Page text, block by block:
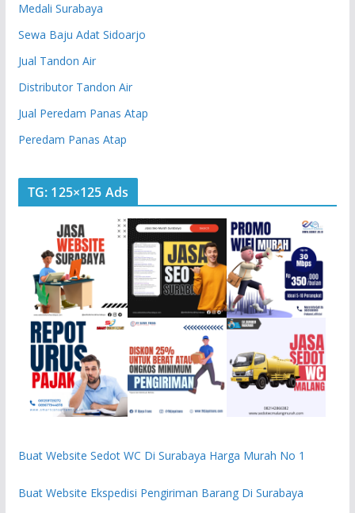
Medali Surabaya
Sewa Baju Adat Sidoarjo
Jual Tandon Air
Distributor Tandon Air
Jual Peredam Panas Atap
Peredam Panas Atap
TG: 125×125 Ads
Buat Website Sedot WC Di Surabaya Harga Murah No 1
Buat Website Ekspedisi Pengiriman Barang Di Surabaya